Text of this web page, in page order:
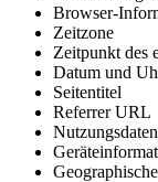
Browser-
Zeitzone
Zeitpunkt des
Datum und
Seitentitel
Referrer URL
Nutzungsdaten